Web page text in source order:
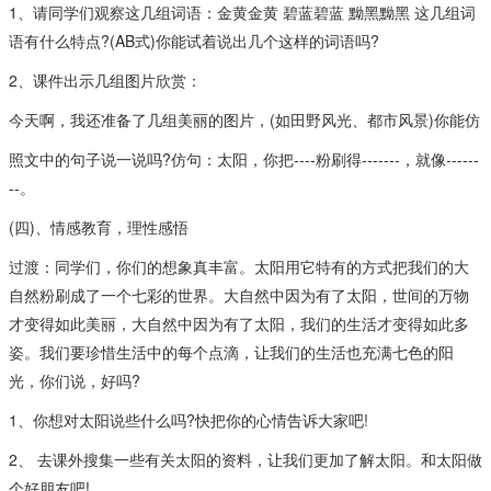
1、请同学们观察这几组词语：金黄金黄 碧蓝碧蓝 黝黑黝黑 这几组词
语有什么特点?(AB式)你能试着说出几个这样的词语吗?
2、课件出示几组图片欣赏：
今天啊，我还准备了几组美丽的图片，(如田野风光、都市风景)你能仿
照文中的句子说一说吗?仿句：太阳，你把----粉刷得-------，就像------
--。
(四)、情感教育，理性感悟
过渡：同学们，你们的想象真丰富。太阳用它特有的方式把我们的大
自然粉刷成了一个七彩的世界。大自然中因为有了太阳，世间的万物
才变得如此美丽，大自然中因为有了太阳，我们的生活才变得如此多
姿。我们要珍惜生活中的每个点滴，让我们的生活也充满七色的阳
光，你们说，好吗?
1、你想对太阳说些什么吗?快把你的心情告诉大家吧!
2、 去课外搜集一些有关太阳的资料，让我们更加了解太阳。和太阳做